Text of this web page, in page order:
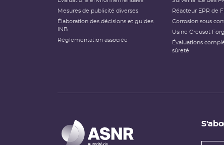
Mesures de publicité diverses
Élaboration des décisions et guides
INB
Réglementation associée
Réacteur EPR de
Corrosion sous
Usine Creusot
Évaluations
sûreté